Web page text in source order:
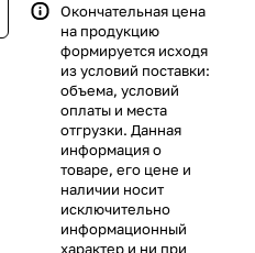
Окончательная цена
на продукцию
формируется исходя
из условий поставки:
объема, условий
оплаты и места
отгрузки. Данная
информация о
товаре, его цене и
наличии носит
исключительно
информационный
характер и ни при